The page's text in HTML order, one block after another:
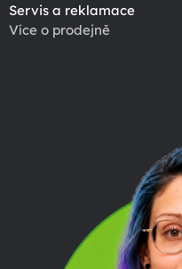
Servis a reklamace
Více o prodejně